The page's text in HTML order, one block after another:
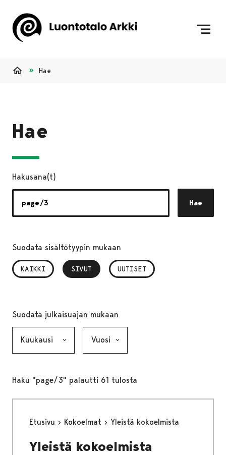
Hae
Hae
Hakusana(t)
Hae
Suodata sisältötyypin mukaan
KAIKKI SIVUT
, VALITTU UUTISET
Suodata julkaisuajan mukaan
Haku "page/3" palautti 61 tulosta
Etusivu Kokoelmat Yleistä kokoelmista
Yleistä kokoelmista